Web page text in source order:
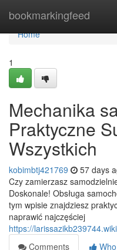
bookmarkingfeed
Home
Home
1
Mechanika
Praktyczne
Wszystkich
kobimbtj421769 57 days
Czy zamierzasz
Doskonale! Obsługa
tym wpisie znajdziesz
naprawić najczęściej
https://
Comments